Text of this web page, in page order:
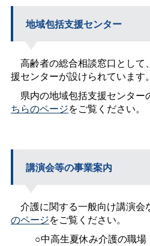
地域包括支援センター
高齢者の総合相談窓口として
援センターが設けられています。
県内の地域包括支援センター
ちらのページをご覧ください。
講演会等の事業案内
介護に関する一般向け講演会
のページをご覧ください。
○中高生夏休み介護の職